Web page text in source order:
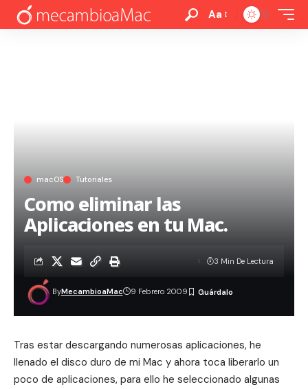
Aa
macOS Tutoriales
Como eliminar las
Aplicaciones en tu Mac.
ByMecambioaMac 9 Febrero 2009
3 Min De Lectura
Tras estar descargando numerosas aplicaciones, he
llenado el disco duro de mi Mac y ahora toca liberarlo un
poco de aplicaciones, para ello he seleccionado algunas